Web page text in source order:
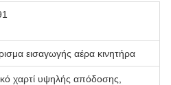
εισαγωγής αέρα κινητήρα
χαρτί υψηλής απόδοσης,